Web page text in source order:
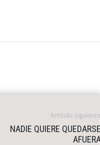
Artículo
NADIE QUIERE